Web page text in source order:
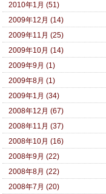
2010年1月 (51)
2009年12月 (14)
2009年11月 (25)
2009年10月 (14)
2009年9月 (1)
2009年8月 (1)
2009年1月 (34)
2008年12月 (67)
2008年11月 (37)
2008年10月 (16)
2008年9月 (22)
2008年8月 (22)
2008年7月 (20)